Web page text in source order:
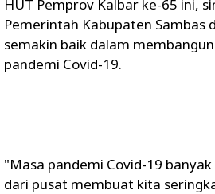
HUT Pemprov Kalbar ke-65 ini,
Pemerintah Kabupaten Sambas
semakin baik dalam
pandemi Covid-19.
"Masa pandemi Covid-19
dari pusat membuat kita